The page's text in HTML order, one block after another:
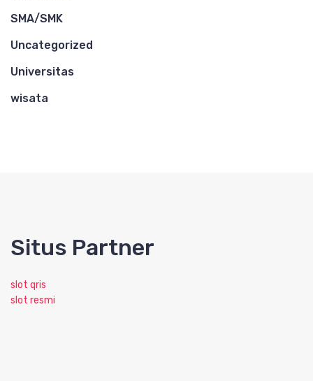
SMA/SMK
Uncategorized
Universitas
wisata
Situs Partner
slot qris
slot resmi